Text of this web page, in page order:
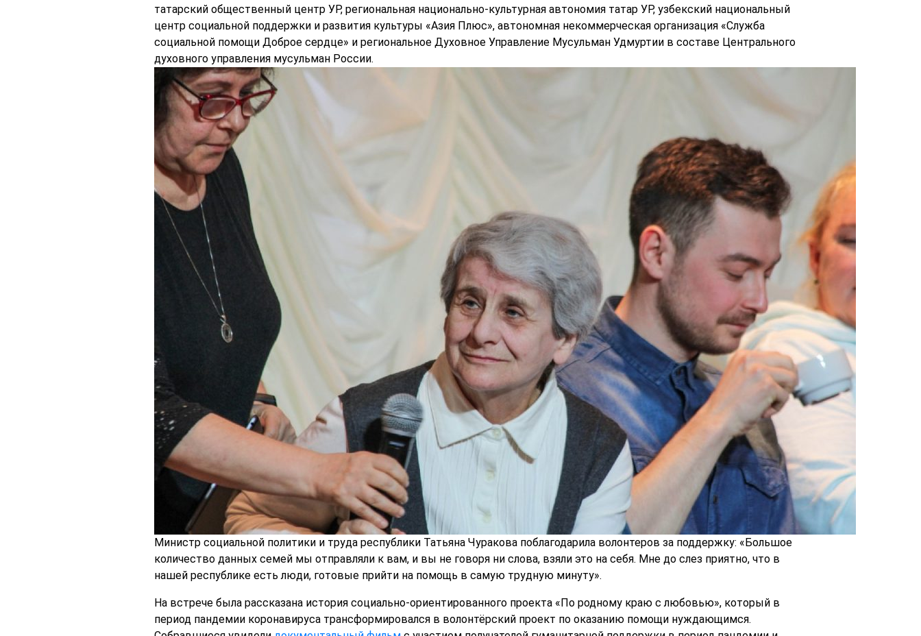
татарский общественный центр УР, региональная национально-культурная автономия татар УР, узбекский национальный
центр социальной поддержки и развития культуры «Азия Плюс», автономная некоммерческая организация «Служба
социальной помощи Доброе сердце» и региональное Духовное Управление Мусульман Удмуртии в составе Центрального
духовного управления мусульман России.
Министр социальной политики и труда республики Татьяна Чуракова поблагодарила волонтеров за поддержку: «Большое
количество данных семей мы отправляли к вам, и вы не говоря ни слова, взяли это на себя. Мне до слез приятно, что в
нашей республике есть люди, готовые прийти на помощь в самую трудную минуту».
На встрече была рассказана история социально-ориентированного проекта «По родному краю с любовью», который в
период пандемии коронавируса трансформировался в волонтёрский проект по оказанию помощи нуждающимся.